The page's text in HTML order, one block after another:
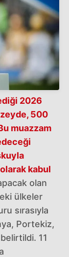
2026
500
muazzam
kabul
olan
ülkeler
sırasıyla
Portekiz,
11